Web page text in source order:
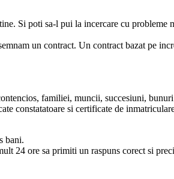
Si poti sa-l pui la incercare cu probleme
un contract. Un contract bazat pe
familiei, muncii, succesiuni,
constatatoare si certificate de
bani.
24 ore sa primiti un raspuns corect si